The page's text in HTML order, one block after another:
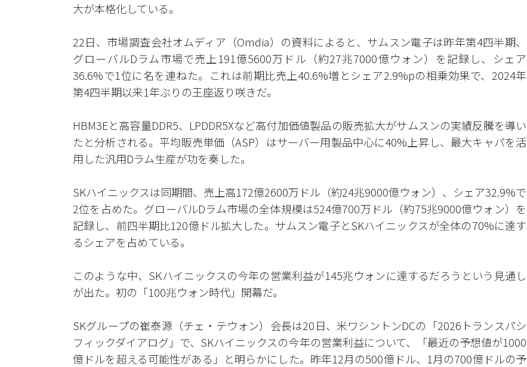
大が本格化している。
22日、市場調査会社オムディア（Omdia）の資料によると、サムスン電子は昨年第4四半期、
グローバルDラム市場で売上191億5600万ドル（約27兆7000億ウォン）を記録し、シェア
36.6%で1位に名を連ねた。これは前期比売上40.6%増とシェア2.9%pの相乗効果で、2024年
第4四半期以来1年ぶりの王座返り咲きだ。
HBM3Eと高容量DDR5、LPDDR5Xなど高付加価値製品の販売拡大がサムスンの実績反騰を導い
たと分析される。平均販売単価（ASP）はサーバー用製品中心に40%上昇し、最大キャパを活
用した汎用Dラム生産が功を奏した。
SKハイニックスは同期間、売上高172億2600万ドル（約24兆9000億ウォン）、シェア32.9%で
2位を占めた。グローバルDラム市場の全体規模は524億700万ドル（約75兆9000億ウォン）を
記録し、前四半期比120億ドル拡大した。サムスン電子とSKハイニックスが全体の70%に達す
るシェアを占めている。
このような中、SKハイニックスの今年の営業利益が145兆ウォンに達するだろうという見通し
が出た。初の「100兆ウォン時代」開幕だ。
SKグループの崔泰源（チェ・テウォン）会長は20日、米ワシントンDCの「2026トランスパシ
フィックダイアログ」で、SKハイニックスの今年の営業利益について、「最近の予想値が1000
億ドルを超える可能性がある」と明らかにした。昨年12月の500億ドル、1月の700億ドルの予